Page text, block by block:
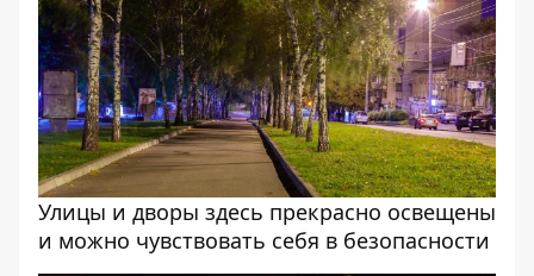
Улицы и дворы здесь прекрасно освещены
и можно чувствовать себя в безопасности